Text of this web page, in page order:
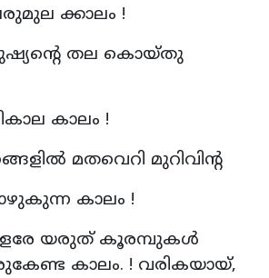
ക്കാലം !
തല കൊയ്തു
കാലം !
മതവെറി മുറിവിന്റ
കാലം !
യരുത് കൂരമ്പുകൾ
കാലം. ! വരികയായ്,